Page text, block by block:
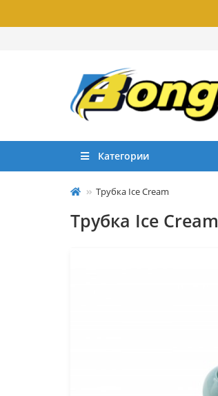
Категории
Трубка Ice Cream
Трубка Ice Cream